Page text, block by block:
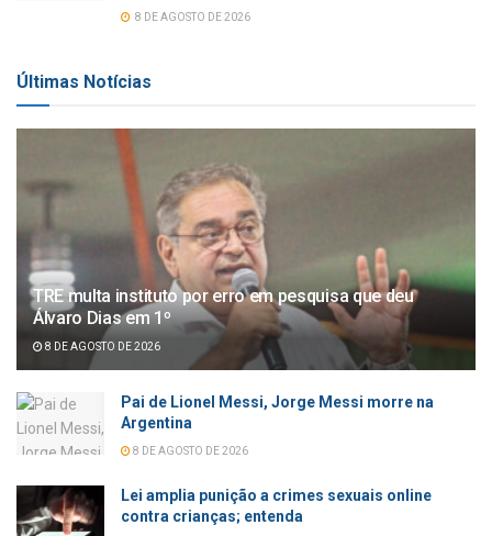
8 DE AGOSTO DE 2026
Últimas Notícias
TRE multa instituto por erro em pesquisa que deu
Álvaro Dias em 1º
8 DE AGOSTO DE 2026
Pai de Lionel Messi, Jorge Messi morre na
Argentina
8 DE AGOSTO DE 2026
Lei amplia punição a crimes sexuais online
contra crianças; entenda